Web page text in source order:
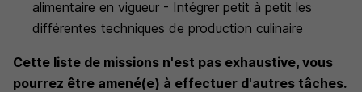
alimentaire en vigueur - Intégrer petit à petit les
différentes techniques de production culinaire
Cette liste de missions n'est pas exhaustive, vous
pourrez être amené(e) à effectuer d'autres tâches.